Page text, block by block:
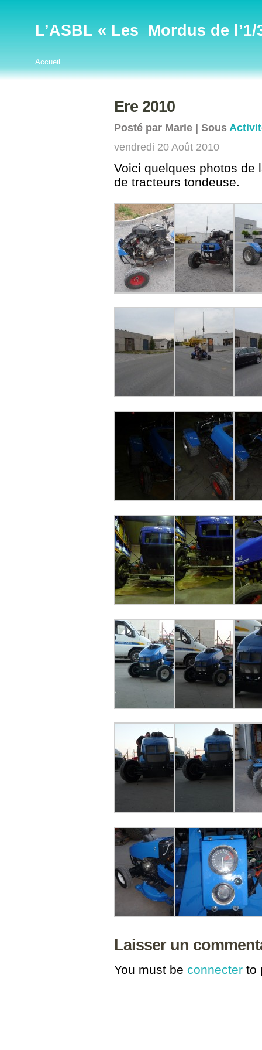
L’ASBL « Les Mordus de l’1/
Accueil
Ere 2010
Posté par Marie | Sous
vendredi 20 Août 2010
Voici quelques photos de
de tracteurs tondeuse.
Laisser un
You must be connecter to